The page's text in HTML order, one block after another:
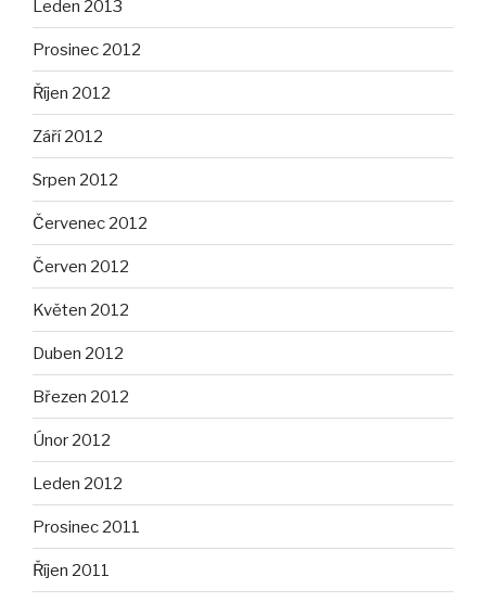
Leden 2013
Prosinec 2012
Říjen 2012
Září 2012
Srpen 2012
Červenec 2012
Červen 2012
Květen 2012
Duben 2012
Březen 2012
Únor 2012
Leden 2012
Prosinec 2011
Říjen 2011